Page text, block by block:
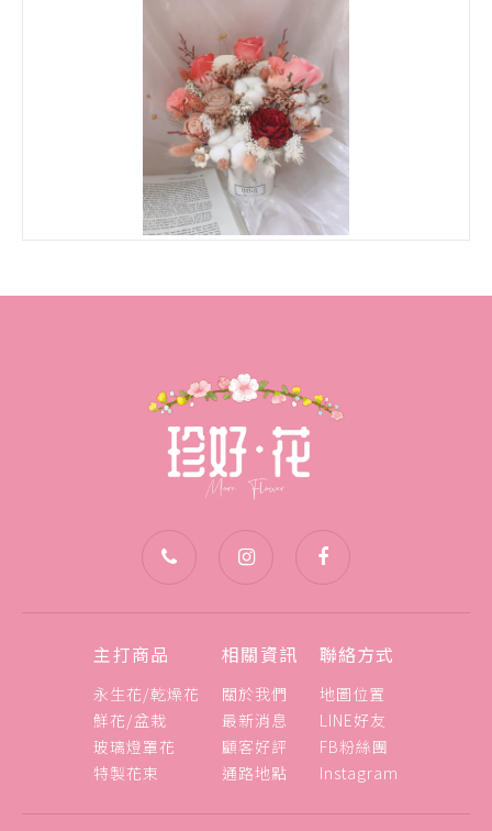
主打商品
永生花/乾燥花
鮮花/盆栽
玻璃燈罩花
特製花束
相關資訊
關於我們
最新消息
顧客好評
通路地點
聯絡方式
地圖位置
LINE好友
FB粉絲團
Instagram